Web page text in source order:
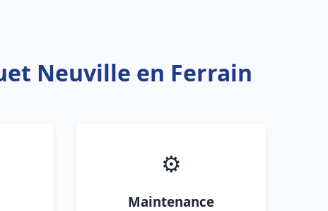
Neuville en Ferrain
⚙️
Maintenance